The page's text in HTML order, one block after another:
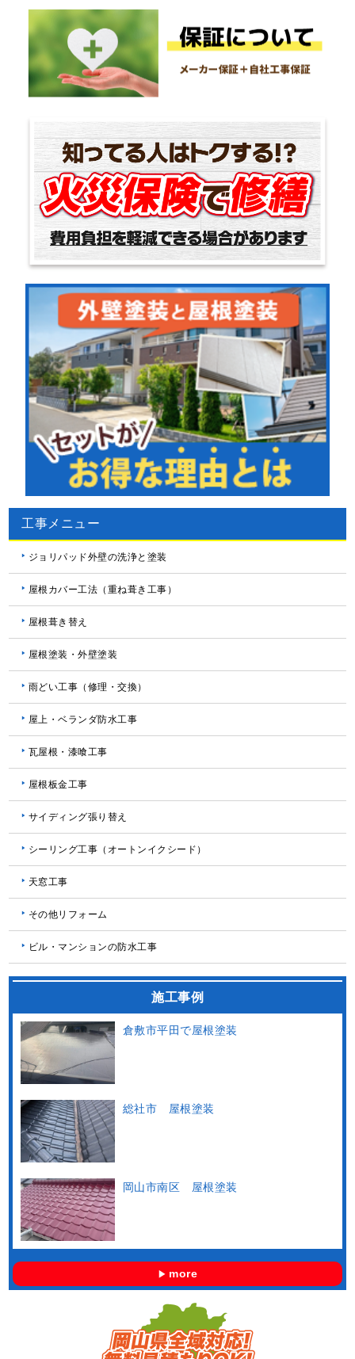
工事メニュー
ジョリパッド外壁の洗浄と塗装
屋根カバー工法（重ね葺き工事）
屋根葺き替え
屋根塗装・外壁塗装
雨どい工事（修理・交換）
屋上・ベランダ防水工事
瓦屋根・漆喰工事
屋根板金工事
サイディング張り替え
シーリング工事（オートンイクシード）
天窓工事
その他リフォーム
ビル・マンションの防水工事
施工事例
倉敷市平田で屋根塗装
総社市 屋根塗装
岡山市南区 屋根塗装
more